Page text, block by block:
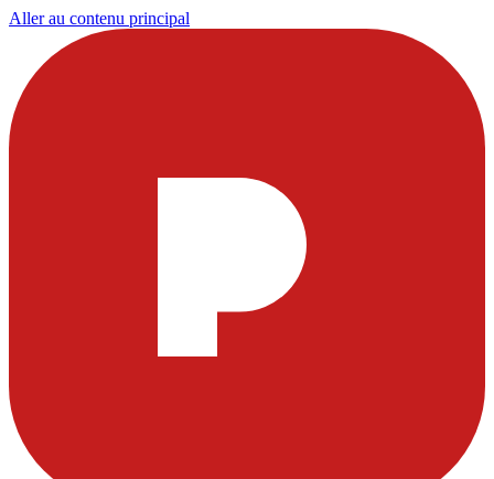
Aller au contenu principal